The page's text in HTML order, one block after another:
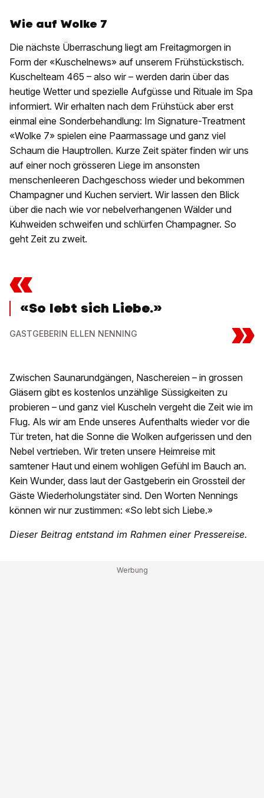
Wie auf Wolke 7
Die nächste Überraschung liegt am Freitagmorgen in
Form der «Kuschelnews» auf unserem Frühstückstisch.
Kuschelteam 465 – also wir – werden darin über das
heutige Wetter und spezielle Aufgüsse und Rituale im Spa
informiert. Wir erhalten nach dem Frühstück aber erst
einmal eine Sonderbehandlung: Im Signature-Treatment
«Wolke 7» spielen eine Paarmassage und ganz viel
Schaum die Hauptrollen. Kurze Zeit später finden wir uns
auf einer noch grösseren Liege im ansonsten
menschenleeren Dachgeschoss wieder und bekommen
Champagner und Kuchen serviert. Wir lassen den Blick
über die nach wie vor nebelverhangenen Wälder und
Kuhweiden schweifen und schlürfen Champagner. So
geht Zeit zu zweit.
«
«So lebt sich Liebe.»
GASTGEBERIN ELLEN NENNING »
Zwischen Saunarundgängen, Naschereien – in grossen
Gläsern gibt es kostenlos unzählige Süssigkeiten zu
probieren – und ganz viel Kuscheln vergeht die Zeit wie im
Flug. Als wir am Ende unseres Aufenthalts wieder vor die
Tür treten, hat die Sonne die Wolken aufgerissen und den
Nebel vertrieben. Wir treten unsere Heimreise mit
samtener Haut und einem wohligen Gefühl im Bauch an.
Kein Wunder, dass laut der Gastgeberin ein Grossteil der
Gäste Wiederholungstäter sind. Den Worten Nennings
können wir nur zustimmen: «So lebt sich Liebe.»
Dieser Beitrag entstand im Rahmen einer Pressereise.